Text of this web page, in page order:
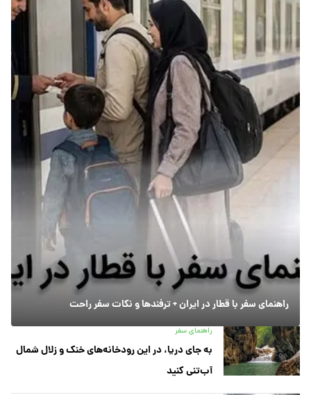
راهنمای سفر با قطار در ایران + ترفندها و نکات سفر راحت
راهنمای سفر
به جای دریا، در این رودخانه‌های خنک و زلال شمال
آب‌تنی کنید